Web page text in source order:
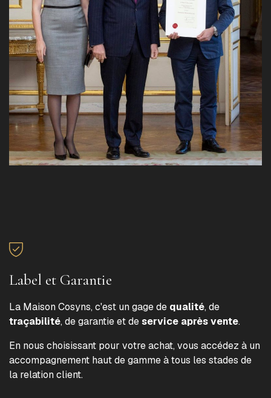
Label et Garantie
La Maison Cosyns, c'est un gage de qualité, de
traçabilité, de garantie et deservice après vente.
En nous choisissant pour votre achat, vous accédez à un
accompagnement haut de gamme à tous les stades de
la relation client.